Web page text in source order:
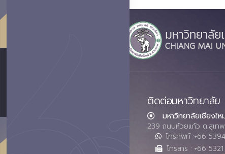
ติดต่อมหาวิทยาลัย
มหาวิทยาลัยเชียงให
239 ถนนห้วยแก้ว ต.สุเท
โทรศัพท์ :+66
โทรสาร : +66 5321